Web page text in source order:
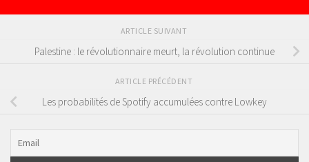
ARTICLE SUIVANT
Palestine : le révolutionnaire meurt, la révolution continue
ARTICLE PRÉCÉDENT
Les probabilités de Spotify accumulées contre Lowkey